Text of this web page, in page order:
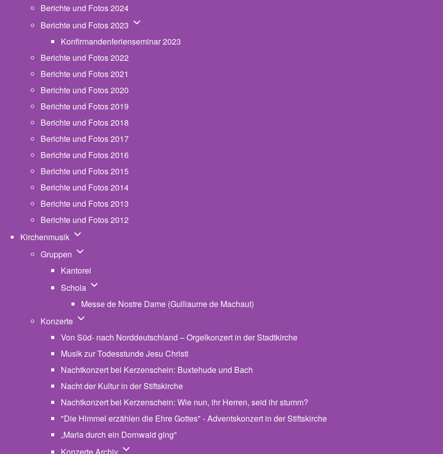
Berichte und Fotos 2024
Berichte und Fotos 2023 Unternavigation von Berichte und Fotos 2023
Konfirmandenferienseminar 2023
Berichte und Fotos 2022
Berichte und Fotos 2021
Berichte und Fotos 2020
Berichte und Fotos 2019
Berichte und Fotos 2018
Berichte und Fotos 2017
Berichte und Fotos 2016
Berichte und Fotos 2015
Berichte und Fotos 2014
Berichte und Fotos 2013
Berichte und Fotos 2012
Kirchenmusik Unternavigation von Kirchenmusik
Gruppen Unternavigation von Gruppen
Kantorei
Schola Unternavigation von Schola
Messe de Nostre Dame (Gulliaume de Machaut)
Konzerte Unternavigation von Konzerte
Von Süd- nach Norddeutschland – Orgelkonzert in der Stadtkirche
Musik zur Todesstunde Jesu Christi
Nachtkonzert bei Kerzenschein: Buxtehude und Bach
Nacht der Kultur in der Stiftskirche
Nachtkonzert bei Kerzenschein: Wie nun, ihr Herren, seid ihr stumm?
"Die Himmel erzählen die Ehre Gottes" - Adventskonzert in der Stiftskirche
„Maria durch ein Dornwald ging"
Unternavigation von Konzerte Archiv